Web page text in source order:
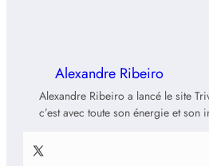
Alexandre Ribeiro
Alexandre Ribeiro a lancé le site
c’est avec toute son énergie et